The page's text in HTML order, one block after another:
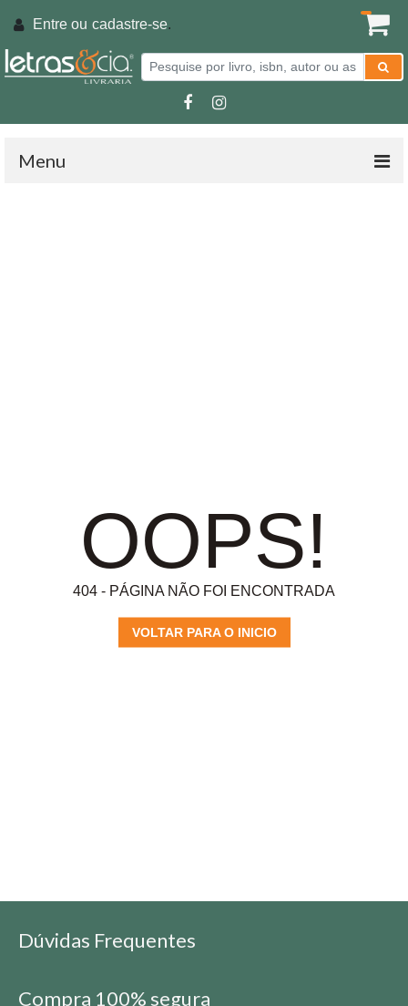
Entre ou cadastre-se.
Menu
OOPS!
404 - PÁGINA NÃO FOI ENCONTRADA
VOLTAR PARA O INICIO
Dúvidas Frequentes
Compra 100% segura